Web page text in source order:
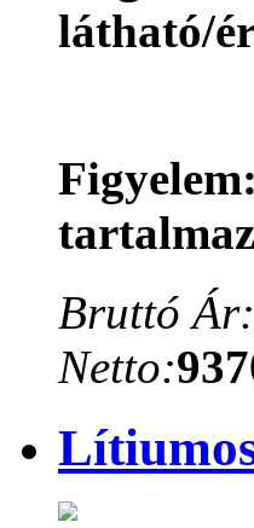
látható/
Bruttó Ár:
Netto: